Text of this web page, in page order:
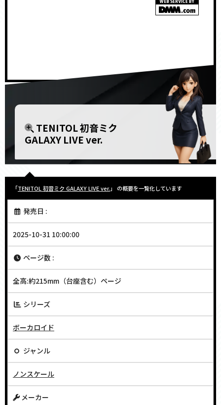
TENITOL 初音ミク
GALAXY LIVE ver.
「TENITOL 初音ミク GALAXY LIVE ver. 」 の概要を一覧化しています
発売日 :
2025-10-31 10:00:00
ページ数 :
全高:約215mm（台座含む）ページ
シリーズ
ボーカロイド
ジャンル
ノンスケール
メーカー